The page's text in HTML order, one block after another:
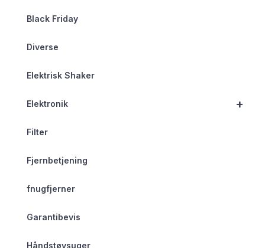
Black Friday
Diverse
Elektrisk Shaker
+
Elektronik
Filter
Fjernbetjening
fnugfjerner
Garantibevis
Håndstøvsuger